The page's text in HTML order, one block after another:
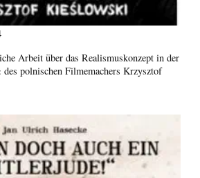
Arbeit über das Realismuskonzept in der
des polnischen Filmemachers Krzysztof